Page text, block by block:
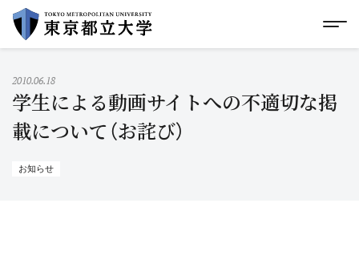
イ
グローバルメニューにスキップ メ
2010.06.18
学生による動画サイトへの不適切な掲
載について（お詫び）
お知らせ